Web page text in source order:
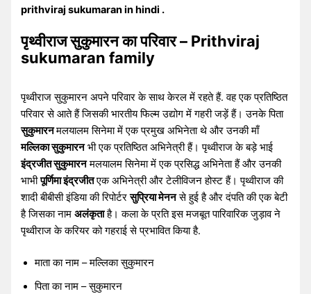
prithviraj sukumaran in hindi .
पृथ्वीराज सुकुमारन का परिवार – Prithviraj
sukumaran family
पृथ्वीराज सुकुमारन अपने परिवार के साथ केरल में रहते हैं. वह एक प्रतिष्ठित
परिवार से आते हैं जिसकी भारतीय फिल्म उद्योग में गहरी जड़ें हैं। उनके पिता
सुकुमारनमलयालम सिनेमा में एक प्रमुख अभिनेता थे और उनकी माँ
मल्लिका सुकुमारनभी एक प्रतिष्ठित अभिनेत्री हैं। पृथ्वीराज के बड़े भाई
इंद्रजीत सुकुमारनमलयालम सिनेमा में एक प्रसिद्ध अभिनेता हैं और उनकी
भाभीपूर्णिमा इंद्रजीतएक अभिनेत्री और टेलीविजन होस्ट हैं। पृथ्वीराज की
शादी बीबीसी इंडिया की रिपोर्टरसुप्रिया मेननसे हुई है और दंपति की एक बेटी
है जिसका नामअलंकृताहै। कला के प्रति इस मजबूत पारिवारिक जुड़ाव ने
पृथ्वीराज के करियर को गहराई से प्रभावित किया है.
माता का नाम – मल्लिका सुकुमारन
पिता का नाम – सुकुमारन